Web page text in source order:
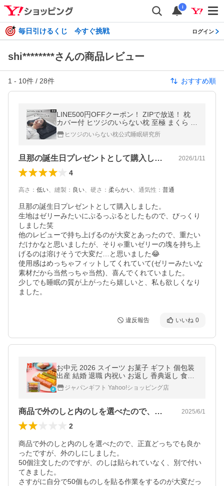
i
毎日引けるくじ 今すぐ挑戦 ログイン
shi********さんの商品レビュー
1 - 10件 / 28件 おすすめ順
LINE500円OFFクーポン！ ZIPで放送！ 枕
カバー付 ヒツジのいらない枕 至極 まくら 肩
こり いびき防止 低反発 高反発 安眠枕 肩 首
ストレートネック
ヒツジのいらない枕公式睡眠研究所
旦那の誕生日プレゼントとして購入しまし… 2026/1/11
4
高さ ： 低い、 縫製 ： 良い、 硬さ ： 柔らかい、 通気性 ： 普通
旦那の誕生日プレゼントとして購入しました。
生地はゼリーみたいにぷるっぷるとしたもので、びっくり
しました笑
他のレビューで持ち上げるのが大変とあったので、重たい
だけかなと思いましたが、そりゃ重いゼリーの塊を持ち上
げるのは溶けそうで大変だ…と思いました😂
使用感はめっちゃフィットしてくれていて(ゼリーみたいな
素材だから当然っちゃ当然)、喜んでくれていました。
少しでも睡眠の質が上がったら嬉しいと、私も欲しくなり
ました。
違反報告 いいね 0
お中元 2026 スイーツ お菓子 ギフト 個包装
出産 結婚 退職 内祝い お返し 香典返し 食べ
物 クッキー CS 4号 香典返し 品物 おしゃれ
asnoジャパンギフト Yahoo!ショッピング店
商品で外のしと内のしを選べたので、正直… 2025/6/1
2
商品で外のしと内のしを選べたので、正直どっちでも良か
ったですが、外のしにしました。
50個注文したのですが、のしは貼られていなく、別で付い
てきました。
さすがに自分で50個ものしを貼る作業をするのが大変だっ